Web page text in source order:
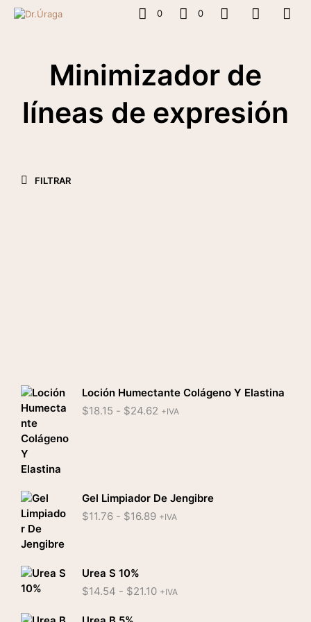
0 0
Minimizador de
líneas de expresión
FILTRAR
Loción Humectante Colágeno Y Elastina
$18.15 - $24.62 Rango
+IVA
Gel Limpiador De Jengibre
$11.76 - $16.89Rango
$16.89
+IVA
Urea S 10%
$14.54 - $21.10Rango
+IVA